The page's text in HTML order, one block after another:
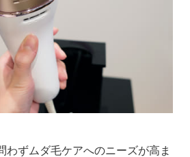
わずムダ毛ケアへのニーズが高ま